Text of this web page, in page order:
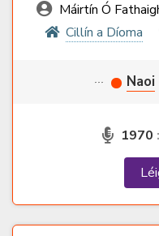
Máirtín Ó
Cillín a Díoma
··· Naoi
1970 :